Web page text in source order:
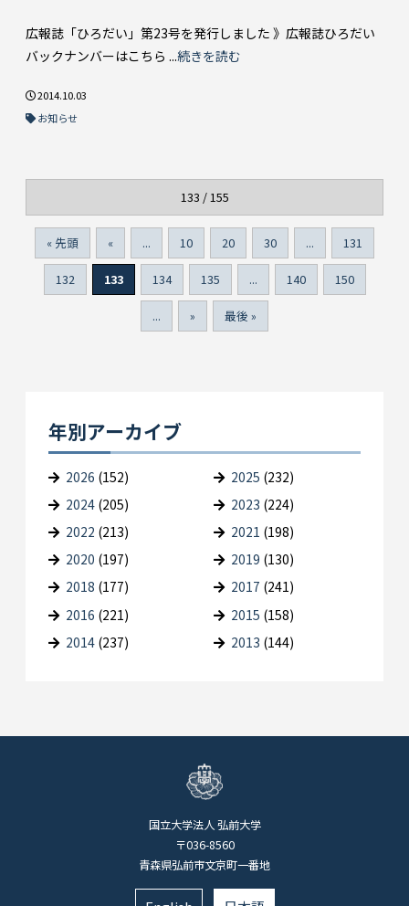
広報誌「ひろだい」第23号を発行しました 》広報誌ひろだい
バックナンバーはこちら ...続きを読む
2014.10.03
お知らせ
133 / 155
« 先頭 « ... 10 20 30 ... 131
132 133 134 135 ... 140 150
... » 最後 »
年別アーカイブ
2026 (152) 2025 (232)
2024 (205) 2023 (224)
2022 (213) 2021 (198)
2020 (197) 2019 (130)
2018 (177) 2017 (241)
2016 (221) 2015 (158)
2014 (237) 2013 (144)
国立大学法人 弘前大学
〒036-8560
青森県弘前市文京町一番地